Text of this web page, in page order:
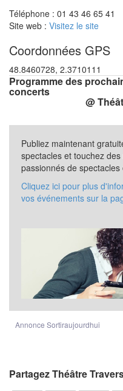
Téléphone : 01 43 46 65 41
Site web : Visitez le site
Coordonnées GPS
48.8460728, 2.3710111
Programme des
concerts
@
Publiez maintenant
spectacles et touchez
passionnés de
Cliquez ici pour plus
vos événements sur la
Annonce Sortiraujourdhui
Partagez Théâtre